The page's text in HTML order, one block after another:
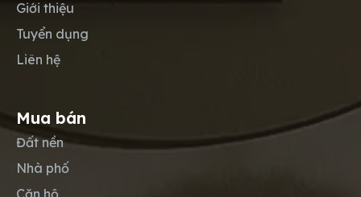
Giới thiệu
Tuyển dụng
Liên hệ
Mua bán
Đất nền
Nhà phố
Căn hộ